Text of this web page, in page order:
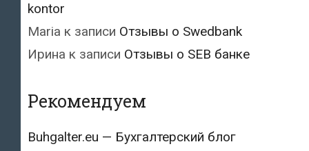
kontor
Maria к записи Отзывы о Swedbank
Ирина к записи Отзывы о SEB банке
Рекомендуем
Buhgalter.eu — Бухгалтерский блог